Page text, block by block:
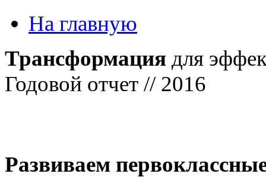
На главную
Трансформация для
Годовой отчет // 2016
Развиваем